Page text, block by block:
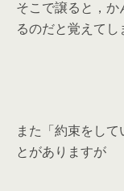
そこで譲ると，か
るのだと覚えてし
また「約束をし
とがありますが